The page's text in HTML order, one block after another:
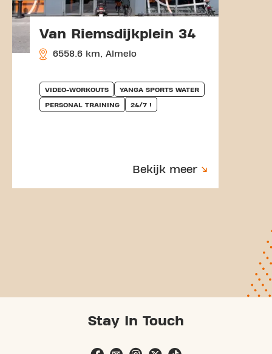
Van Riemsdijkplein 34
6558.6 km, Almelo
VIDEO-WORKOUTS YANGA SPORTS WATER
PERSONAL TRAINING 24/7 !
Bekijk meer
Stay In Touch